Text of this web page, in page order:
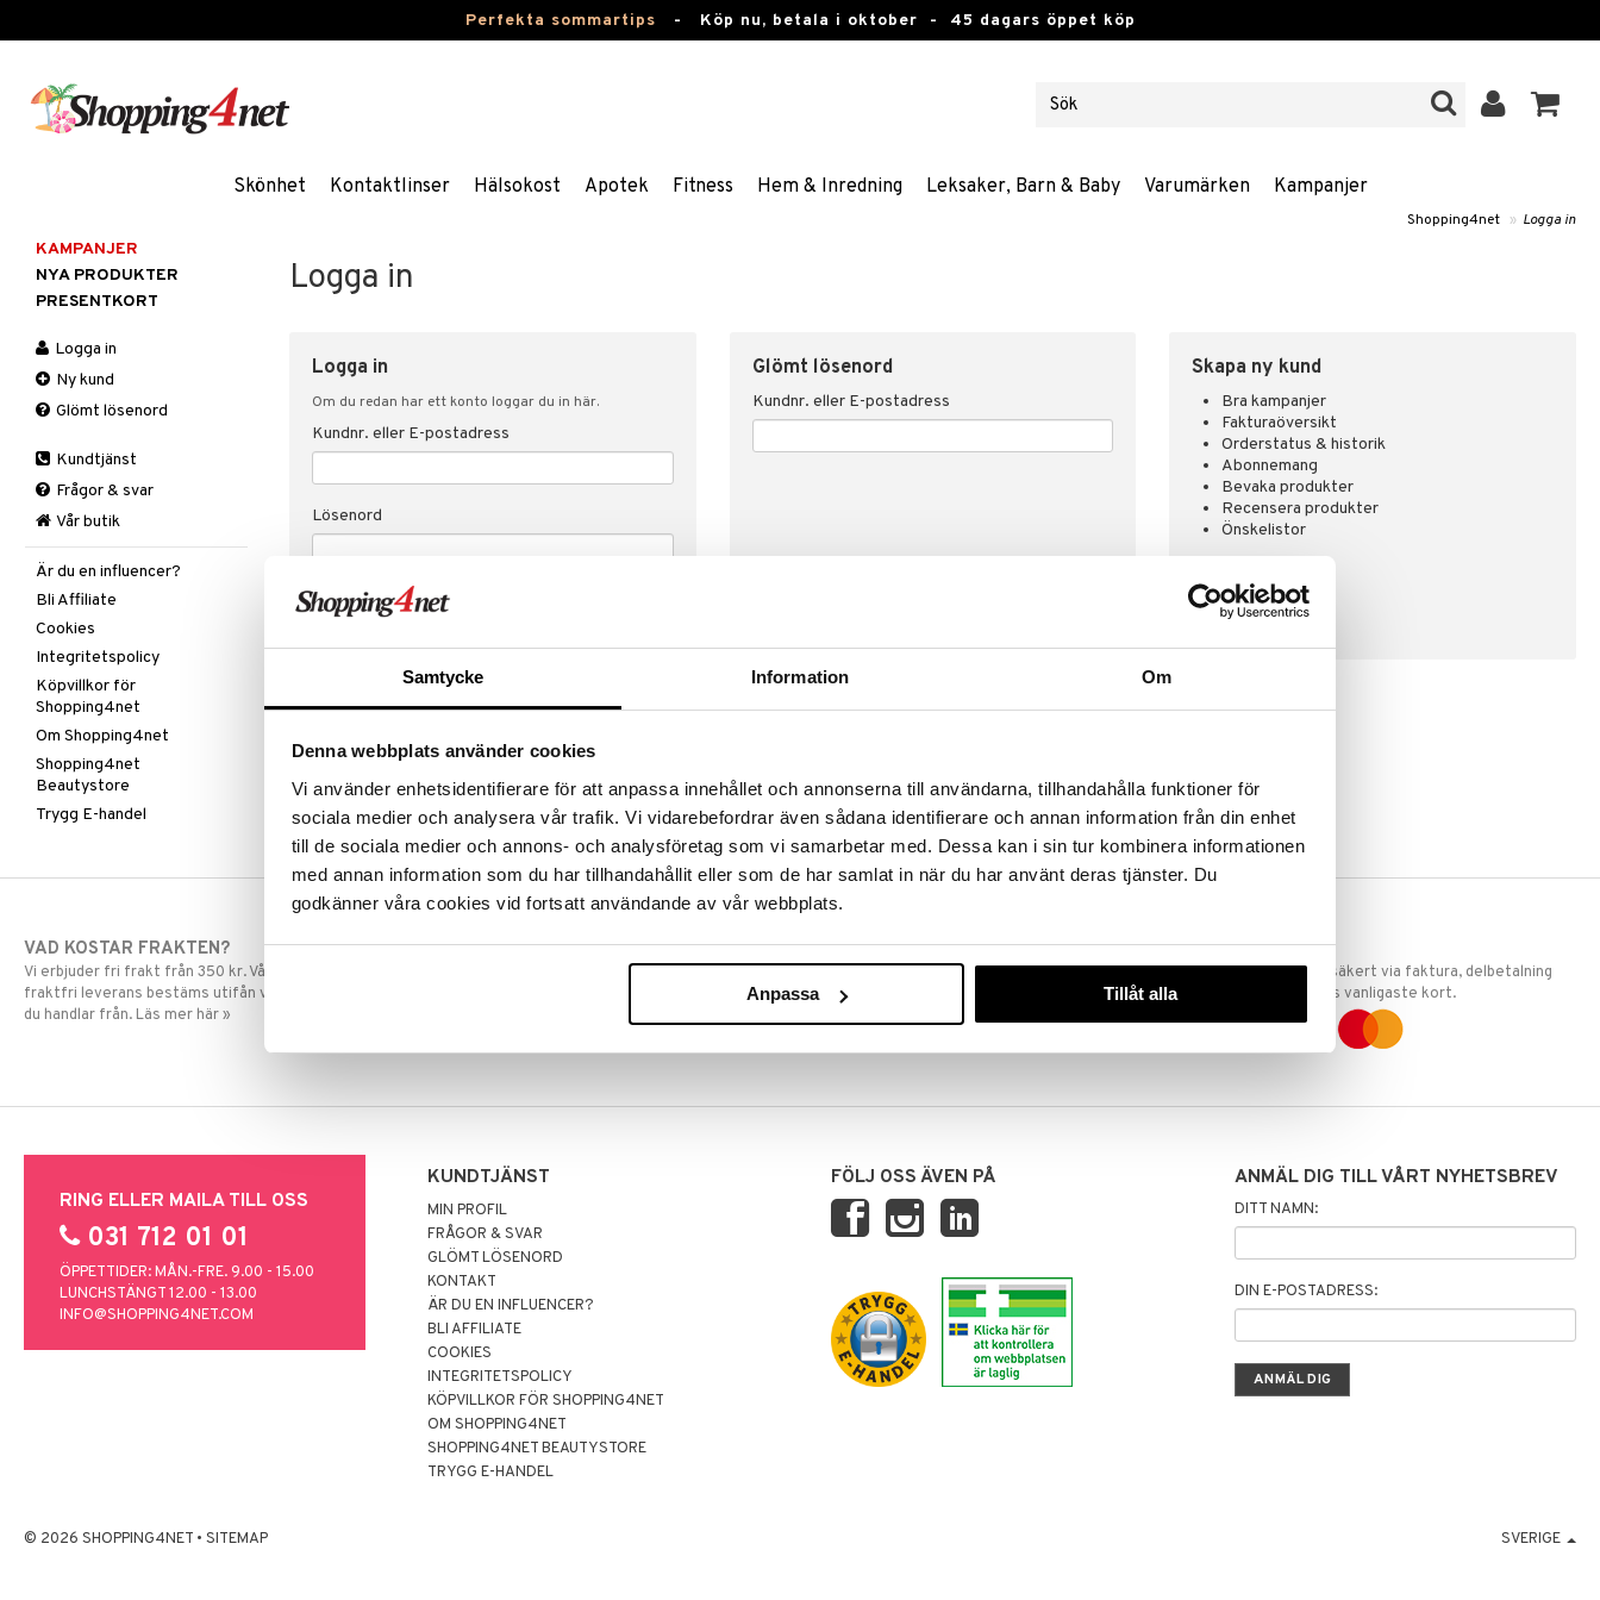
Samtycke Information Om
Denna webbplats använder cookies
Vi använder enhetsidentifierare för att anpassa innehållet och annonserna till användarna, tillhandahålla funktioner för
sociala medier och analysera vår trafik. Vi vidarebefordrar även sådana identifierare och annan information från din enhet
till de sociala medier och annons- och analysföretag som vi samarbetar med. Dessa kan i sin tur kombinera informationen
med annan information som du har tillhandahållit eller som de har samlat in när du har använt deras tjänster. Du
godkänner våra cookies vid fortsatt användande av vår webbplats.
Anpassa Tillåt alla
Perfekta sommartips - Köp nu, betala i oktober - 45 dagars öppet köp
Skönhet Kontaktlinser Hälsokost Apotek Fitness Hem & Inredning Leksaker, Barn & Baby Varumärken Kampanjer
Shopping4net » Logga in
Logga in
Logga in
Om du redan har ett konto loggar du in här.
Kundnr. eller E-postadress
Lösenord
Glömt lösenord
Kundnr. eller E-postadress
Skapa ny kund
Bra kampanjer
Fakturaöversikt
Orderstatus & historik
Abonnemang
Bevaka produkter
Recensera produkter
Önskelistor
SKAPA KUND
KAMPANJER
NYA PRODUKTER
PRESENTKORT
Logga in
Ny kund
Glömt lösenord
Kundtjänst
Frågor & svar
Vår butik
Är du en influencer?
Bli Affiliate
Cookies
Integritetspolicy
Köpvillkor för
Shopping4net
Om Shopping4net
Shopping4net
Beautystore
Trygg E-handel
VAD KOSTAR FRAKTEN?
Vi erbjuder fri frakt från 350 kr. Vår gräns för
fraktfri leverans bestäms utifån vilken avdelning
du handlar från. Läs mer här »
SNABBA LEVERANSER
Beställningar lagda före 14:00 (gäller varor i lager)
GODKÄND AV LÄKEMEDELSVERKET
EU-logotypen är symbolen som visar att vi är
godkända av Läkemedelsverket gällande
TRYGGA KÖP
Handla tryggt & säkert via faktura, delbetalning
eller marknadens vanligaste kort.
RING ELLER MAILA TILL OSS
031 712 01 01
ÖPPETTIDER: MÅN.-FRE. 9.00 - 15.00
LUNCHSTÄNGT 12.00 - 13.00
INFO@SHOPPING4NET.COM
KUNDTJÄNST
MIN PROFIL
FRÅGOR & SVAR
GLÖMT LÖSENORD
KONTAKT
ÄR DU EN INFLUENCER?
BLI AFFILIATE
COOKIES
INTEGRITETSPOLICY
KÖPVILLKOR FÖR SHOPPING4NET
OM SHOPPING4NET
SHOPPING4NET BEAUTYSTORE
TRYGG E-HANDEL
FÖLJ OSS ÄVEN PÅ ANMÄL DIG TILL VÅRT NYHETSBREV
DITT NAMN:
DIN E-POSTADRESS:
© 2026 SHOPPING4NET • SITEMAP SVERIGE